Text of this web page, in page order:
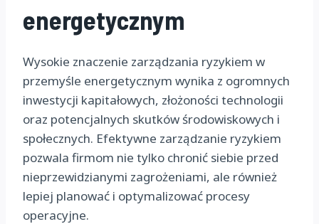
energetycznym
Wysokie znaczenie zarządzania ryzykiem w
przemyśle energetycznym wynika z ogromnych
inwestycji kapitałowych, złożoności technologii
oraz potencjalnych skutków środowiskowych i
społecznych. Efektywne zarządzanie ryzykiem
pozwala firmom nie tylko chronić siebie przed
nieprzewidzianymi zagrożeniami, ale również
lepiej planować i optymalizować procesy
operacyjne.